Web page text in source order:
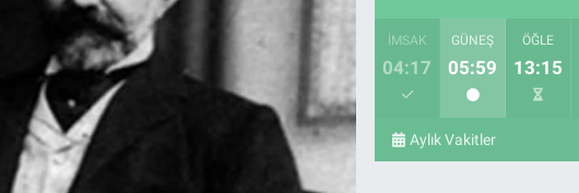
İMSAK
04:17
GÜNEŞ
05:59
ÖĞLE
13:15
Aylık Vakitler